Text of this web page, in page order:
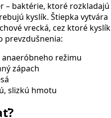
– baktérie, ktoré rozkladajú
kyslík. Štiepka vytvára
vrecká, cez ktoré kyslík
prevzdušnenia:
režimu
zápach
slizkú hmotu